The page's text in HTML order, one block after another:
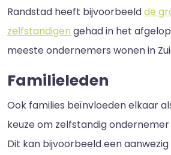
Randstad heeft bijvoorbeeldde
zelfstandigengehad in het
meeste ondernemers wonen in
Familieleden
Ook families beïnvloeden elkaar
keuze om zelfstandig
Dit kan bijvoorbeeld een